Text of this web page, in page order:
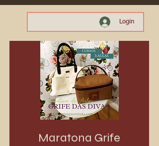
Login
Maratona Grife